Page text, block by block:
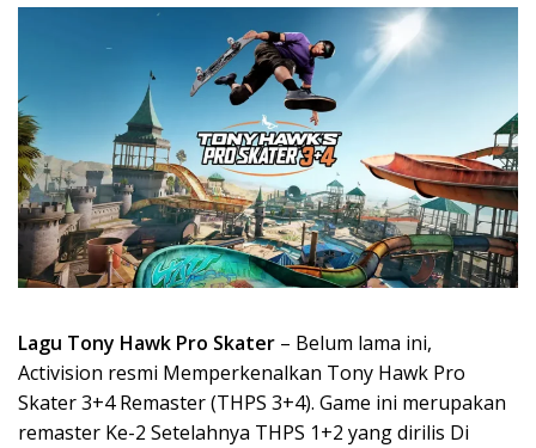
Lagu Tony Hawk Pro Skater – Belum lama ini,
Activision resmi Memperkenalkan Tony Hawk Pro
Skater 3+4 Remaster (THPS 3+4). Game ini merupakan
remaster Ke-2 Setelahnya THPS 1+2 yang dirilis Di